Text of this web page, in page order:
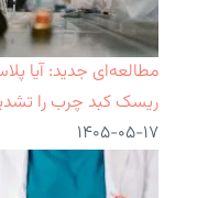
مطالعه‌ای جدید: آیا
ریسک کبد چرب را
۱۴۰۵-۰۵-۱۷